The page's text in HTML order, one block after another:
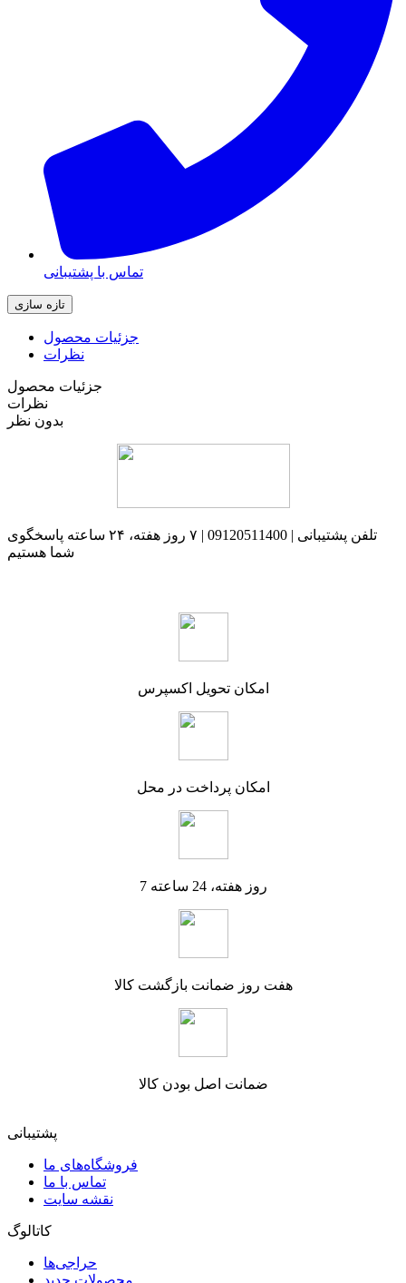
تماس با پشتیبانی
جزئیات محصول
نظرات
جزئیات محصول
نظرات
بدون نظر
تلفن پشتیبانی | 09120511400 | ۷ روز هفته، ۲۴ ساعته پاسخگوی
شما هستیم
امکان تحویل اکسپرس
امکان پرداخت در محل
7 روز هفته، 24 ساعته
هفت روز ضمانت بازگشت کالا
ضمانت اصل بودن کالا
پشتیبانی
فروشگاه‌های ما
تماس با ما
نقشه سایت
کاتالوگ
حراجی‌ها
محصولات جدید